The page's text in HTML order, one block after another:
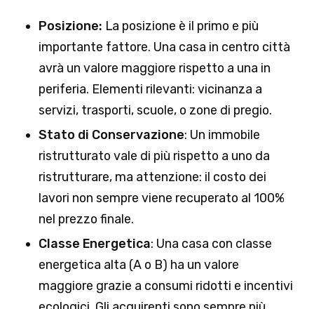
Posizione: La posizione è il primo e più
importante fattore. Una casa in centro città
avrà un valore maggiore rispetto a una in
periferia. Elementi rilevanti: vicinanza a
servizi, trasporti, scuole, o zone di pregio.
Stato di Conservazione: Un immobile
ristrutturato vale di più rispetto a uno da
ristrutturare, ma attenzione: il costo dei
lavori non sempre viene recuperato al 100%
nel prezzo finale.
Classe Energetica: Una casa con classe
energetica alta (A o B) ha un valore
maggiore grazie a consumi ridotti e incentivi